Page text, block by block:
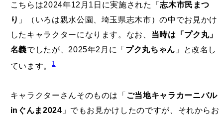
こちらは2024年12月1日に実施された「志木市民まつ
り 」（いろは親水公園、埼玉県志木市）の中でお見かけ
したキャラクターになります。なお、 当時は「プク丸」
名義でしたが、2025年2月に「 プク丸ちゃん 」と改名し
ています。
1
キャラクターさんそのものは「 ご当地キャラカーニバル
inぐんま2024 」でもお見かけしたのですが、それからお